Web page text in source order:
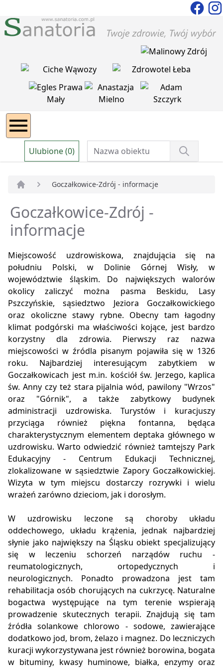
Ulubione (0)
Goczałkowice-Zdrój - informacje
Goczałkowice-Zdrój -
informacje
Miejscowość uzdrowiskowa, znajdującia się na
południu Polski, w Dolinie Górnej Wisły, w
województwie śląskim. Do największych walorów
okolicy zaliczyć można pasma Beskidu, Lasy
Pszczyńskie, sąsiedztwo Jeziora Goczałkowickiego
oraz okoliczne stawy rybne. Obecny tam łagodny
klimat podgórski ma właściwości kojące, jest bardzo
korzystny dla zdrowia. Pierwszy raz nazwa
miejscowości w źródla pisanym pojawiła się w 1326
roku. Najbardziej interesującym zabytkiem w
Goczałkowicach jest m.in. kościół św. Jerzego, kaplica
św. Anny czy też stara pijalnia wód, pawilony "Wrzos"
oraz "Górnik", a także zabytkowy budynek
administracji uzdrowiska. Turystów i kuracjuszy
przyciąga również piękna fontanna, będąca
charakterystycznym elementem deptaka głównego w
uzdrowisku. Warto odwiedzić również tamtejszy Park
Edukacyjny - Centrum Edukacji Technicznej,
zlokalizowane w sąsiedztwie Zapory Goczałkowickiej.
Wizyta w tym miejscu dostarczy rozrywki i wielu
wrażeń zarówno dzieciom, jak i dorosłym.
W uzdrowisku leczone są choroby układu
oddechowego, układu krążenia, jednak najbardziej
słynie jako największy na Śląsku obiekt specjalizujący
się w leczeniu schorzeń narządów ruchu -
reumatologicznych, ortopedycznych i
neurologicznych. Ponadto prowadzona jest tam
rehabilitacja osób chorujących na cukrzycę. Naturalne
bogactwa występujące na tym terenie wspierają
prowadzenie skutecznych terapii. Znajdują się tam
źródła solankowe chlorowo - sodowe, zawierające
dodatkowo jod, brom, żelazo i magnez. Do leczniczych
kuracji wykorzystywana jest również borowina, bogata
w bituminy, kwasy huminowe, białka, enzymy oraz